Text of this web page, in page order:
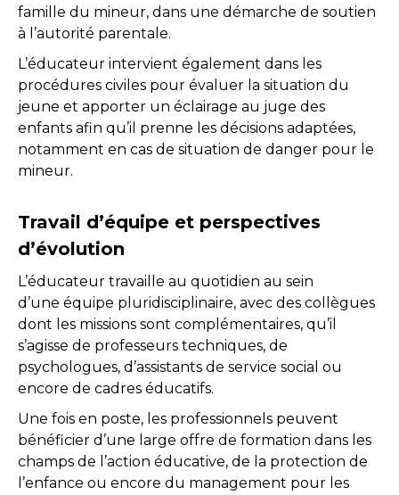
famille du mineur, dans une démarche de soutien
à l’autorité parentale.
L’éducateur intervient également dans les
procédures civiles pour évaluer la situation du
jeune et apporter un éclairage au juge des
enfants afin qu’il prenne les décisions adaptées,
notamment en cas de situation de danger pour le
mineur.
Travail d’équipe et perspectives
d’évolution
L’éducateur travaille au quotidien au sein
d’une équipe pluridisciplinaire, avec des collègues
dont les missions sont complémentaires, qu’il
s’agisse de professeurs techniques, de
psychologues, d’assistants de service social ou
encore de cadres éducatifs.
Une fois en poste, les professionnels peuvent
bénéficier d’une large offre de formation dans les
champs de l’action éducative, de la protection de
l’enfance ou encore du management pour les